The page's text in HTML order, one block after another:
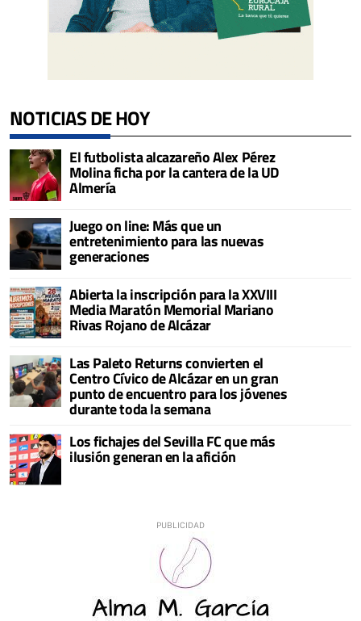
NOTICIAS DE HOY
El futbolista alcazareño Alex Pérez
Molina ficha por la cantera de la UD
Almería
Juego on line: Más que un
entretenimiento para las nuevas
generaciones
Abierta la inscripción para la XXVIII
Media Maratón Memorial Mariano
Rivas Rojano de Alcázar
Las Paleto Returns convierten el
Centro Cívico de Alcázar en un gran
punto de encuentro para los jóvenes
durante toda la semana
Los fichajes del Sevilla FC que más
ilusión generan en la afición